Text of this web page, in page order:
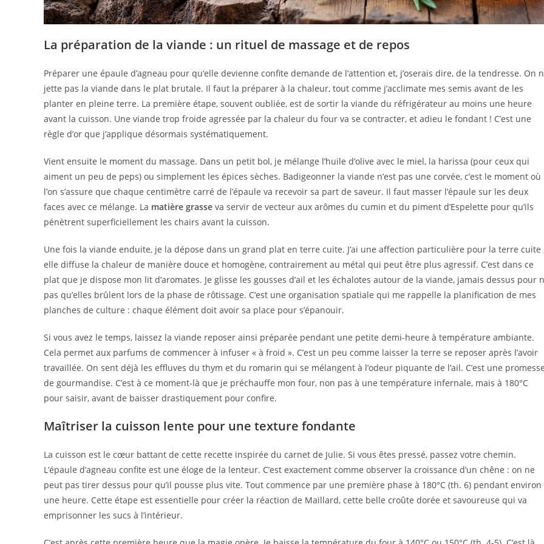
La préparation de la viande : un rituel de massage et de repos
Préparer une épaule d’agneau pour qu’elle devienne confite demande de l’attention et, j’oserais dire, de la tendresse. On
jette pas la viande dans le plat brutale. Il faut la préparer à la chaleur, tout comme j’acclimate mes semis avant de les
planter en pleine terre. La première étape, souvent oubliée, est de sortir la viande du réfrigérateur au moins une heure
avant la cuisson. Une viande trop froide agressée par la chaleur du four va se contracter, et adieu le fondant ! C’est une
règle d’or que j’applique désormais systématiquement.
Vient ensuite le moment du massage. Dans un petit bol, je mélange l’huile d’olive avec le miel, la harissa (pour ceux qui
aiment un peu de peps) ou simplement les épices sèches. Badigeonner la viande n’est pas une corvée, c’est le moment où
l’on s’assure que chaque centimètre carré de l’épaule va recevoir sa part de saveur. Il faut masser l’épaule sur les deux
faces avec ce mélange. La matière grasse va servir de vecteur aux arômes du cumin et du piment d’Espelette pour qu’ils
pénètrent superficiellement les chairs avant la cuisson.
Une fois la viande enduite, je la dépose dans un grand plat en terre cuite. J’ai une affection particulière pour la terre cuite
elle diffuse la chaleur de manière douce et homogène, contrairement au métal qui peut être plus agressif. C’est dans ce
plat que je dispose mon lit d’aromates. Je glisse les gousses d’ail et les échalotes autour de la viande, jamais dessus pour
pas qu’elles brûlent lors de la phase de rôtissage. C’est une organisation spatiale qui me rappelle la planification de mes
planches de culture : chaque élément doit avoir sa place pour s’épanouir.
Si vous avez le temps, laissez la viande reposer ainsi préparée pendant une petite demi-heure à température ambiante.
Cela permet aux parfums de commencer à infuser « à froid ». C’est un peu comme laisser la terre se reposer après l’avoir
travaillée. On sent déjà les effluves du thym et du romarin qui se mélangent à l’odeur piquante de l’ail. C’est une
de gourmandise. C’est à ce moment-là que je préchauffe mon four, non pas à une température infernale, mais à 180°C
pour saisir, avant de baisser drastiquement pour confire.
Maîtriser la cuisson lente pour une texture fondante
La cuisson est le cœur battant de cette recette inspirée du carnet de Julie. Si vous êtes pressé, passez votre chemin.
L’épaule d’agneau confite est une éloge de la lenteur. C’est exactement comme observer la croissance d’un chêne : on ne
peut pas tirer dessus pour qu’il pousse plus vite. Tout commence par une première phase à 180°C (th. 6) pendant environ
une heure. Cette étape est essentielle pour créer la réaction de Maillard, cette belle croûte dorée et savoureuse qui va
emprisonner les sucs à l’intérieur.